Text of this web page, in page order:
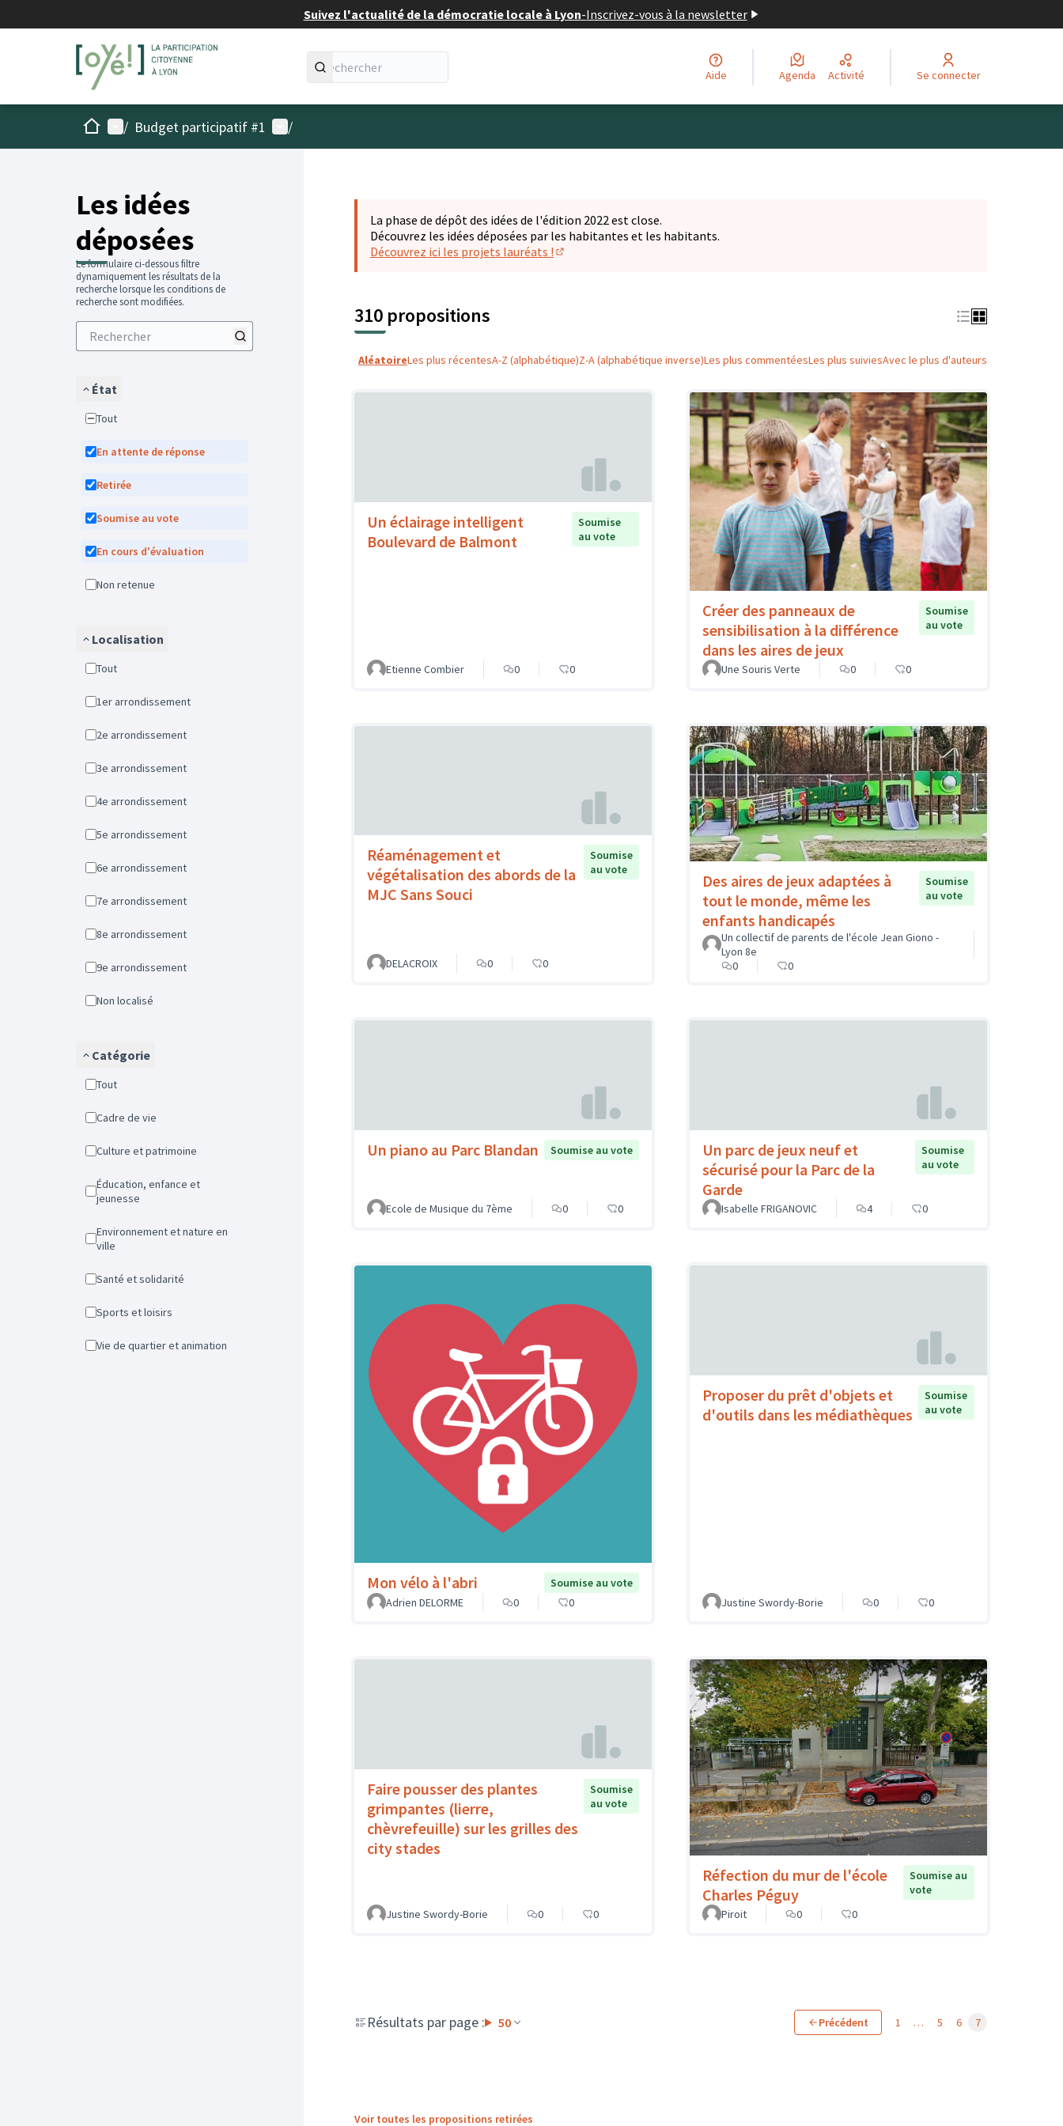
Suivez l'actualité de la démocratie locale à Lyon-Inscrivez-vous à la newsletter
Aide Agenda Activité Se connecter
AccueilMenu principal
/ Budget participatif #1 Menu utilisateur
/
Les idées
déposées
Le formulaire ci-dessous filtre
dynamiquement les résultats de la
recherche lorsque les conditions de
recherche sont modifiées.
État
Tout
En attente de réponse
Retirée
Soumise au vote
En cours d'évaluation
Non retenue
Localisation
Tout
1er arrondissement
2e arrondissement
3e arrondissement
4e arrondissement
5e arrondissement
6e arrondissement
7e arrondissement
8e arrondissement
9e arrondissement
Non localisé
Catégorie
Tout
Cadre de vie
Culture et patrimoine
Éducation, enfance et
jeunesse
Environnement et nature en
ville
Santé et solidarité
Sports et loisirs
Vie de quartier et animation
La phase de dépôt des idées de l'édition 2022 est close.
Découvrez les idées déposées par les habitantes et les habitants.
Découvrez ici les projets lauréats !
310 propositions
AléatoireLes plus récentesA-Z (alphabétique)Z-A (alphabétique inverse)Les plus commentéesLes plus suiviesAvec le plus d'auteurs
Un éclairage intelligent
Boulevard de Balmont
Soumise
au vote
Etienne Combier 0 0
Créer des panneaux de
sensibilisation à la différence
dans les aires de jeux
Soumise
au vote
Une Souris Verte 0 0
Réaménagement et
végétalisation des abords de la
MJC Sans Souci
Soumise
au vote
DELACROIX 0 0
Des aires de jeux adaptées à
tout le monde, même les
enfants handicapés
Soumise
au vote
Un collectif de parents de l'école Jean Giono -
Lyon 8e
0
0
Un piano au Parc Blandan Soumise au vote
Ecole de Musique du 7ème 0 0
Un parc de jeux neuf et
sécurisé pour la Parc de la
Garde
Soumise
au vote
Isabelle FRIGANOVIC 4 0
Mon vélo à l'abri
Soumise au vote
Adrien DELORME
0 0
Proposer du prêt d'objets et
d'outils dans les médiathèques
Soumise
au vote
Justine Swordy-Borie 0 0
Faire pousser des plantes
grimpantes (lierre,
chèvrefeuille) sur les grilles des
city stades
Soumise
au vote
Justine Swordy-Borie 0 0
Réfection du mur de l'école
Charles Péguy
Soumise au
vote
Piroit
0 0
Résultats par page : 50 Précédent 1 … 5 6 7
Voir toutes les propositions retirées